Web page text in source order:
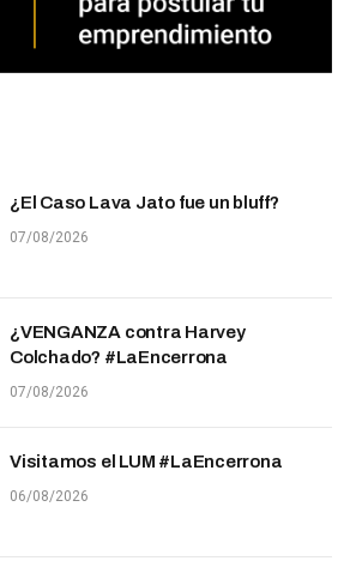
¿El Caso Lava Jato fue un bluff?
07/08/2026
¿VENGANZA contra Harvey
Colchado? #LaEncerrona
07/08/2026
Visitamos el LUM #LaEncerrona
06/08/2026